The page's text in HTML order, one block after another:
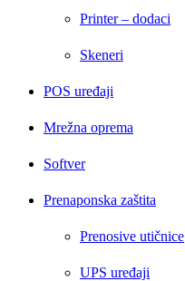
Printer – dodaci
Skeneri
POS uređaji
Mrežna oprema
Softver
Prenaponska zaštita
Prenosive utičnice
UPS uređaji